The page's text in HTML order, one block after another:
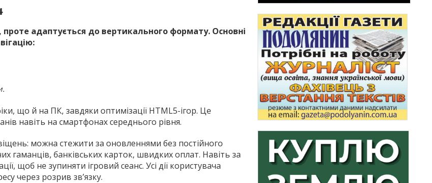
адаптується до вертикального формату. Основні
що й на ПК, завдяки оптимізації HTML5-ігор. Це
навіть на смартфонах середнього рівня.
можна стежити за оновленнями без постійного
гаманців, банківських карток, швидких оплат. Навіть за
щоб не зупиняти ігровий сеанс. Усі дії користувача
через розрив зв’язку.